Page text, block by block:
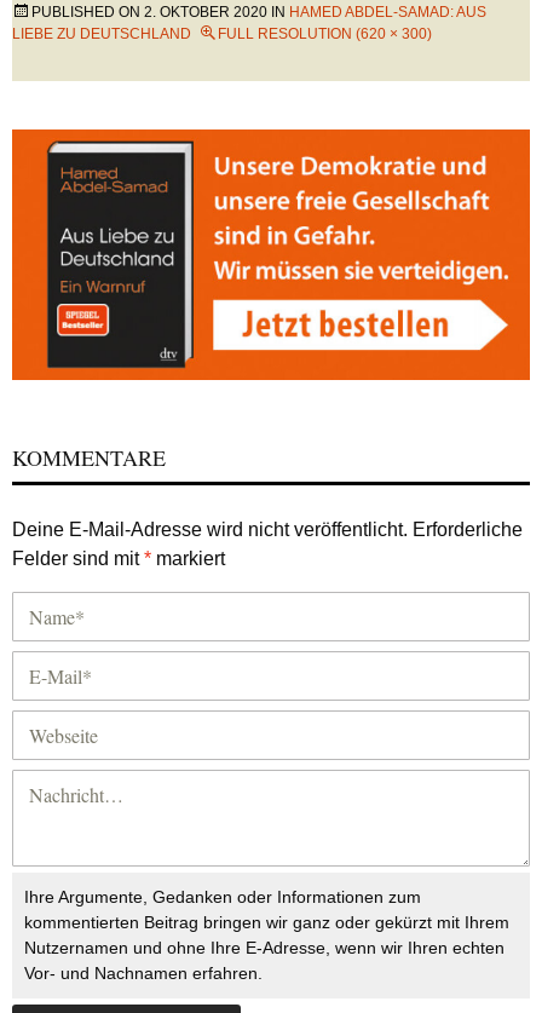
PUBLISHED ON 2. OKTOBER 2020 IN HAMED ABDEL-SAMAD: AUS
LIEBE ZU DEUTSCHLAND
FULL RESOLUTION (620 × 300)
KOMMENTARE
Deine E-Mail-Adresse wird nicht veröffentlicht. Erforderliche
Felder sind mit* markiert
Ihre Argumente, Gedanken oder Informationen zum
kommentierten Beitrag bringen wir ganz oder gekürzt mit Ihrem
Nutzernamen und ohne Ihre E-Adresse, wenn wir Ihren echten
Vor- und Nachnamen erfahren.